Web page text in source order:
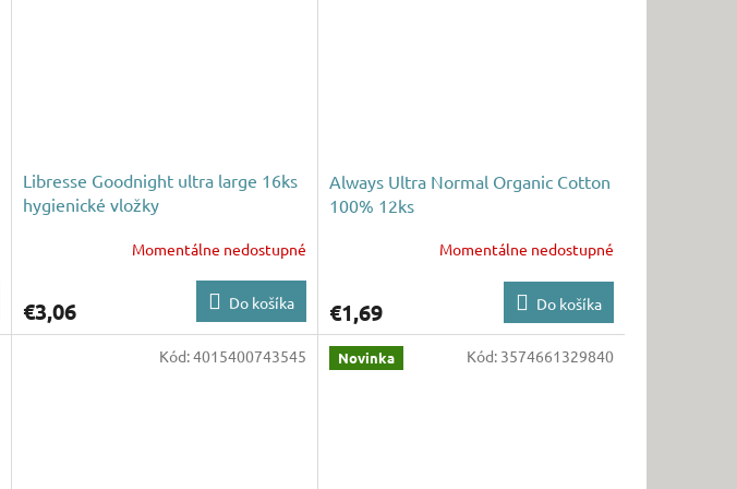
Libresse Goodnight ultra large 16ks
hygienické vložky
Momentálne nedostupné
€3,06 Do košíka
Always Ultra Normal Organic Cotton
100% 12ks
Momentálne nedostupné
€1,69 Do košíka
Kód:4015400743545 Novinka Kód: 3574661329840